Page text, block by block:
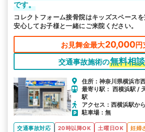
です。
コレクトフォーム接骨院はキッズスペースを
安心してお子様と一緒にご来院ください。
お見舞金最大20,000円
交通事故施術の無料相談
住所：神奈川県横浜市
最寄り駅： 西横浜駅 /
駅
アクセス：西横浜駅か
駐車場：無
交通事故対応 20時以降OK 土曜日OK
妊婦